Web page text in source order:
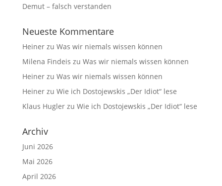
Demut – falsch verstanden
Neueste Kommentare
Heinerzu Was wir niemals wissen können
Milena Findeis zu Was wir niemals wissen können
Heinerzu Was wir niemals wissen können
Heinerzu Wie ich Dostojewskis „Der Idiot“ lese
Klaus Huglerzu Wie ich Dostojewskis „Der Idiot“ lese
Archiv
Juni 2026
Mai 2026
April 2026